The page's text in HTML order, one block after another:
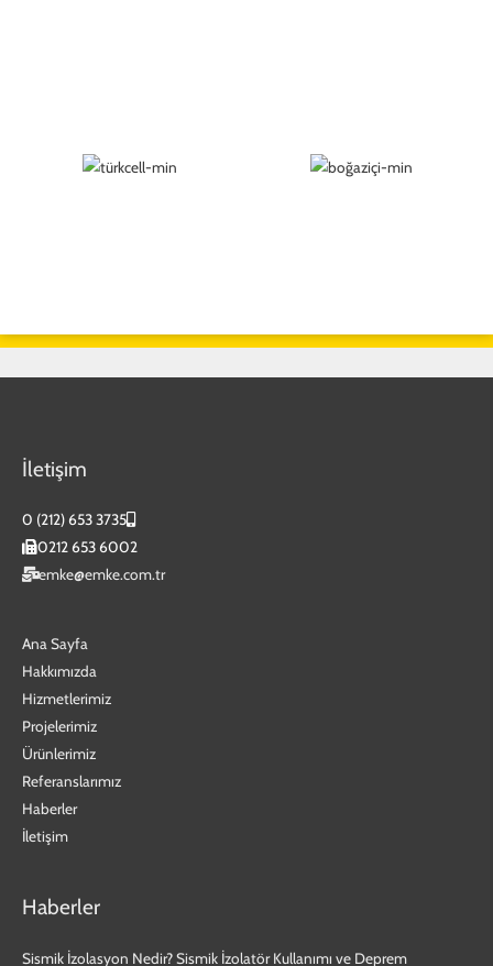
İletişim
0 (212) 653 3735
0212 653 6002
emke@emke.com.tr
Ana Sayfa
Hakkımızda
Hizmetlerimiz
Projelerimiz
Ürünlerimiz
Referanslarımız
Haberler
İletişim
Haberler
Sismik İzolasyon Nedir? Sismik İzolatör Kullanımı ve Deprem